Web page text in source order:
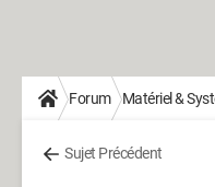
Forum Matériel &
Sujet Précédent